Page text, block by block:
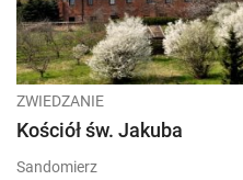
ZWIEDZANIE
Kościół św. Jakuba
Sandomierz